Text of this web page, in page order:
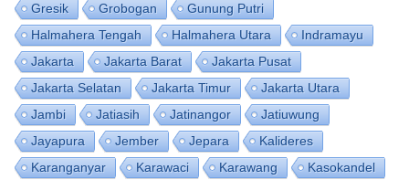
Gresik
Grobogan
Gunung Putri
Halmahera Tengah
Halmahera Utara
Indramayu
Jakarta
Jakarta Barat
Jakarta Pusat
Jakarta Selatan
Jakarta Timur
Jakarta Utara
Jambi
Jatiasih Jatinangor
Jatiuwung
Jayapura
Jember Jepara
Kalideres
Karanganyar
Karawaci Karawang
Kasokandel